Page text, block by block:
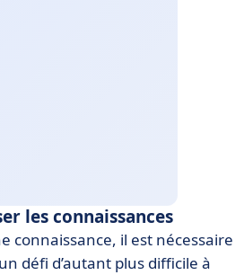
les connaissances
connaissance, il est nécessaire
un défi d’autant plus difficile à